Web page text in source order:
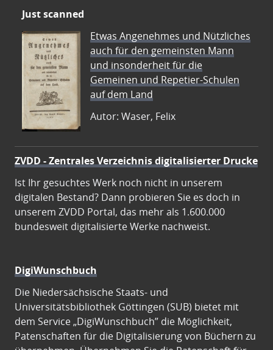
Just scanned
Etwas Angenehmes und Nützliches
auch für den gemeinsten Mann
und insonderheit für die
Gemeinen und Repetier-Schulen
auf dem Land
Autor: Waser, Felix
ZVDD - Zentrales Verzeichnis digitalisierter Drucke
Ist Ihr gesuchtes Werk noch nicht in unserem
digitalen Bestand? Dann probieren Sie es doch in
unserem ZVDD Portal, das mehr als 1.600.000
bundesweit digitalisierte Werke nachweist.
DigiWunschbuch
Die Niedersächsische Staats- und
Universitätsbibliothek Göttingen (SUB) bietet mit
dem Service „DigiWunschbuch” die Möglichkeit,
Patenschaften für die Digitalisierung von Büchern zu